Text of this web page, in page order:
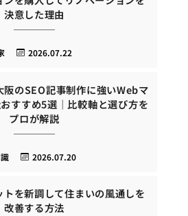
決意した理由
2026.07.22
阪のSEO記事制作に強いWebマ
すすめ5選｜比較軸と選び方を
プロが解説
2026.07.20
を新調して住まいの風通しを
改善する方法